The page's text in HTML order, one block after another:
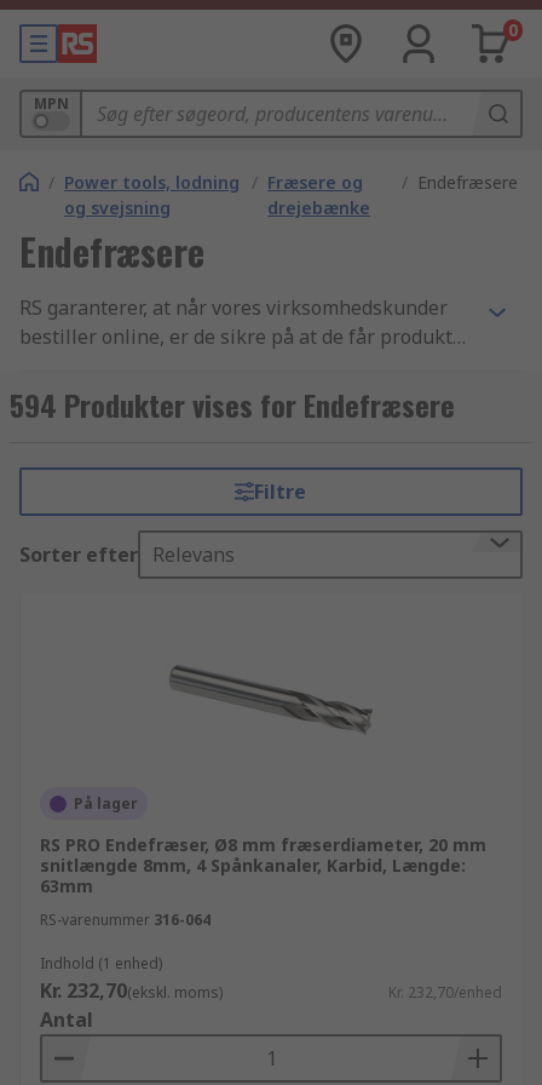
0
MPN
/ Power tools, lodning
og svejsning
/ Fræsere og
drejebænke
/ Endefræsere
Endefræsere
RS garanterer, at når vores virksomhedskunder
bestiller online, er de sikre på at de får produkter
sikkerhedsstandarder - vores omdømme er
bygget på god kundeservice. Vores udvalg af
værktøj - fræsere og Værktøj varer er et af de
bedste indenfor branchen. Vi har en super
effektiv leveringsservice som sørger for at du får
dine Endefræsere produkter, når du har brug for
sikre os at alle vores Endefræsere produkter er af
højeste kvalitet og overholder alle
teknisk oversigt på alle Skærende værktøj -
dygtige teknikere som giver gode råd og
information. Husk at hvis du køber ind i store
partier og bruger mere end 10.000 kr, kan du nyde
tilpasses til dit budget. RS tilbyder desuden et
endnu bredere udvalg af produkter i vores
Mekaniske produkter og værktøj
produktsortiment, sideløbende med de mange
594 Produkter vises for Endefræsere
Filtre
Sorter efter Relevans
På lager
RS PRO Endefræser, Ø8 mm fræserdiameter, 20 mm
snitlængde 8mm, 4 Spånkanaler, Karbid, Længde:
63mm
RS-varenummer 316-064
Indhold (1 enhed)
Kr. 232,70(ekskl. moms) Kr. 232,70/enhed
Antal